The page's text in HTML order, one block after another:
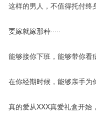
这样的男人，不值得托付终
要嫁就嫁那种·····
能够接你下班，能够带你看
在你经期时候，能够亲手为
真的爱从XXX真爱礼盒开始